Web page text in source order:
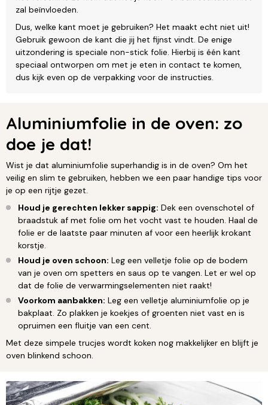
zal beïnvloeden.
Dus, welke kant moet je gebruiken? Het maakt echt niet uit!
Gebruik gewoon de kant die jij het fijnst vindt. De enige
uitzondering is speciale non-stick folie. Hierbij is één kant
speciaal ontworpen om met je eten in contact te komen,
dus kijk even op de verpakking voor de instructies.
Aluminiumfolie in de oven: zo
doe je dat!
Wist je dat aluminiumfolie superhandig is in de oven? Om het
veilig en slim te gebruiken, hebben we een paar handige tips voor
je op een rijtje gezet.
Houd je gerechten lekker sappig: Dek een ovenschotel of
braadstuk af met folie om het vocht vast te houden. Haal de
folie er de laatste paar minuten af voor een heerlijk krokant
korstje.
Houd je oven schoon: Leg een velletje folie op de bodem
van je oven om spetters en saus op te vangen. Let er wel op
dat de folie de verwarmingselementen niet raakt!
Voorkom aanbakken: Leg een velletje aluminiumfolie op je
bakplaat. Zo plakken je koekjes of groenten niet vast en is
opruimen een fluitje van een cent.
Met deze simpele trucjes wordt koken nog makkelijker en blijft je
oven blinkend schoon.